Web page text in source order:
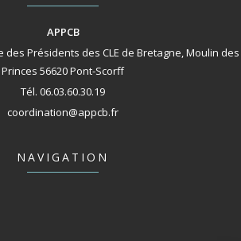
APPCB
Présidents des CLE de Bretagne, Moulin des
Princes 56620 Pont-Scorff
Tél. 06.03.60.30.19
coordination@appcb.fr
NAVIGATION